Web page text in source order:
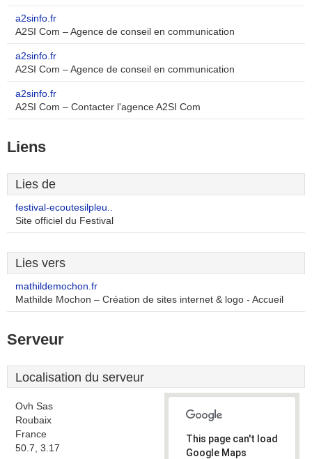
a2sinfo.fr
A2SI Com – Agence de conseil en communication
a2sinfo.fr
A2SI Com – Agence de conseil en communication
a2sinfo.fr
A2SI Com – Contacter l'agence A2SI Com
Liens
Lies de
festival-ecoutesilpleu..
Site officiel du Festival
Lies vers
mathildemochon.fr
Mathilde Mochon – Création de sites internet & logo - Accueil
Serveur
Localisation du serveur
Ovh Sas
Roubaix
France
50.7, 3.17
This page can't load
Google Maps